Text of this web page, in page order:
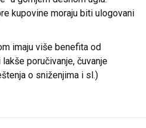
kupovine moraju biti ulogovani
imaju više benefita od
poručivanje, čuvanje
o sniženjima i sl.)